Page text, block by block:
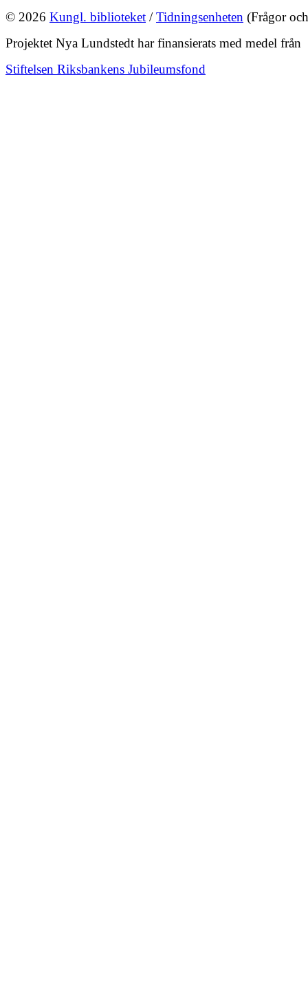
© 2026 Kungl. biblioteket /Tidningsenheten (Frågor
Projektet Nya Lundstedt har finansierats med medel från
Stiftelsen Riksbankens Jubileumsfond